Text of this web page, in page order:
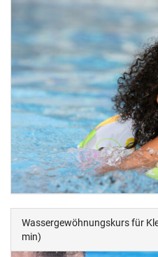
Wassergewöhnungskurs für
min)